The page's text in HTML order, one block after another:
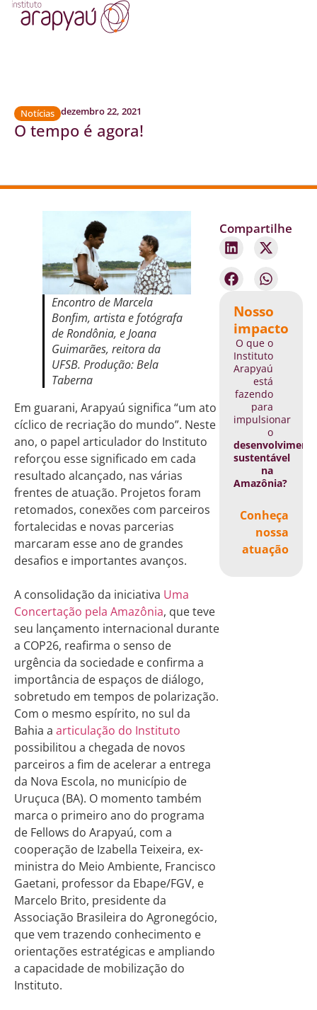
Notícias dezembro 22, 2021
O tempo é agora!
Compartilhe
Nosso
impacto
O que o
Instituto
Arapyaú
está
fazendo
para
impulsionar
o
sustentável
na
Amazônia?
Conheça
nossa
atuação
Encontro de Marcela
Bonfim, artista e fotógrafa
de Rondônia, e Joana
Guimarães, reitora da
UFSB. Produção: Bela
Taberna
Em guarani, Arapyaú significa “um ato
cíclico de recriação do mundo”. Neste
ano, o papel articulador do Instituto
reforçou esse significado em cada
resultado alcançado, nas várias
frentes de atuação. Projetos foram
retomados, conexões com parceiros
fortalecidas e novas parcerias
marcaram esse ano de grandes
desafios e importantes avanços.
A consolidação da iniciativa Uma
Concertação pela Amazônia, que teve
seu lançamento internacional durante
a COP26, reafirma o senso de
urgência da sociedade e confirma a
importância de espaços de diálogo,
sobretudo em tempos de polarização.
Com o mesmo espírito, no sul da
Bahia a articulação do Instituto
possibilitou a chegada de novos
parceiros a fim de acelerar a entrega
da Nova Escola, no município de
Uruçuca (BA). O momento também
marca o primeiro ano do programa
de Fellows do Arapyaú, com a
cooperação de Izabella Teixeira, ex-
ministra do Meio Ambiente, Francisco
Gaetani, professor da Ebape/FGV, e
Marcelo Brito, presidente da
Associação Brasileira do Agronegócio,
que vem trazendo conhecimento e
orientações estratégicas e ampliando
a capacidade de mobilização do
Instituto.